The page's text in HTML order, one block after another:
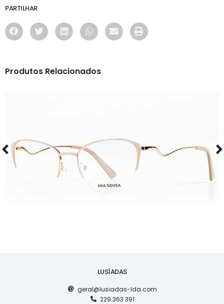
PARTILHAR
Produtos Relacionados
AS1126
LUSÍADAS
geral@lusiadas-lda.com
229 363 391